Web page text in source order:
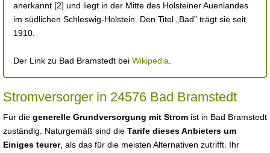
anerkannt [2] und liegt in der Mitte des Holsteiner Auenlandes
im südlichen Schleswig-Holstein. Den Titel „Bad” trägt sie seit
1910.
Der Link zu Bad Bramstedt bei Wikipedia
Stromversorger in 24576 Bad Bramstedt
Für die generelle Grundversorgung mit Strom ist in Bad Bramstedt
zuständig. Naturgemäß sind die Tarife dieses Anbieters um
Einiges teurer, als das für die meisten Alternativen zutrifft. Ihr